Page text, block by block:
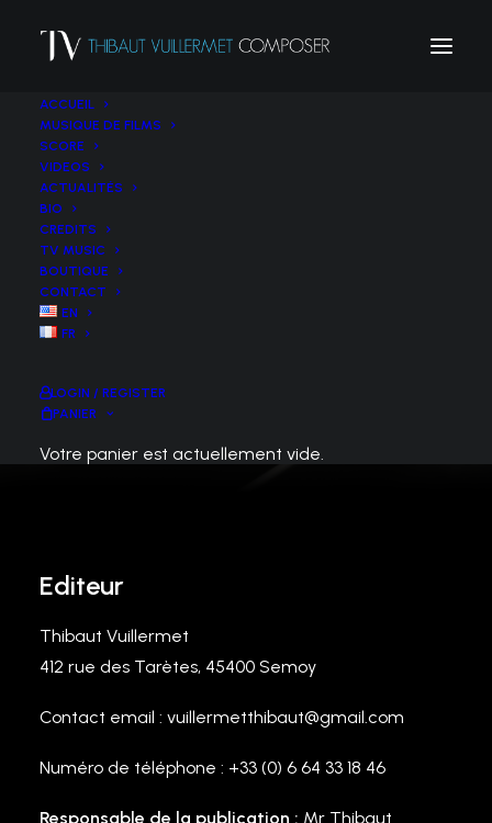
ACCUEIL
MUSIQUE DE FILMS
SCORE
VIDEOS
ACTUALITÉS
BIO
CREDITS
TV MUSIC
BOUTIQUE
CONTACT
EN
FR
LOGIN / REGISTER
PANIER
Votre panier est actuellement vide.
MENTIONS LÉGALES
Editeur
Thibaut Vuillermet
412 rue des Tarètes, 45400 Semoy
Contact email : vuillermetthibaut@gmail.com
Numéro de téléphone : +33 (0) 6 64 33 18 46
Responsable de la publication : Mr Thibaut